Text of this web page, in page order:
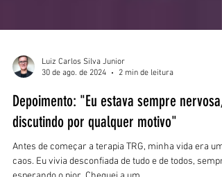
Luiz Carlos Silva Junior
2 min de leitura
Depoimento: "Eu estava sempre nervosa,
discutindo por qualquer motivo"